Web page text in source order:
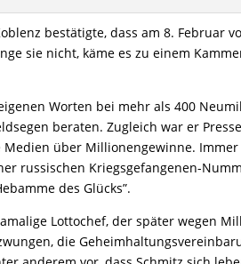
bestätigte, dass am 8. Februar
sie nicht, käme es zu einem
Worten bei mehr als 400
beraten. Zugleich war er
über Millionengewinne.
russischen Kriegsgefangenen-
des Glücks”.
Lottochef, der später wegen
die